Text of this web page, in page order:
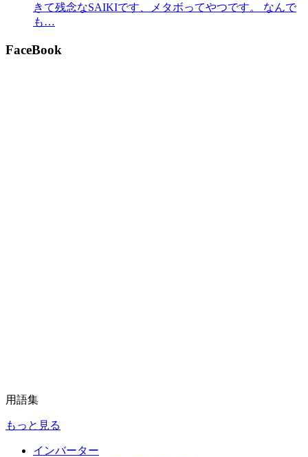
きて残念なSAIKIです、メタボってやつです。 なんで
も…
FaceBook
用語集
もっと見る
インバーター